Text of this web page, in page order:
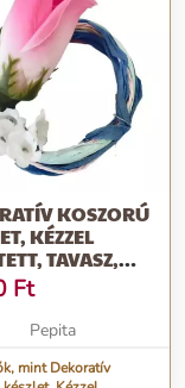
KOSZORÚ
KÉZZEL
TAVASZ,
ÉS...
Ft
Pepita
mint Dekoratív